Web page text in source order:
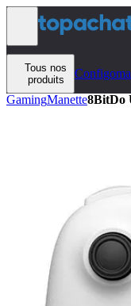
Aller au contenu
Tous nos
produits
GamingManette8BitDo